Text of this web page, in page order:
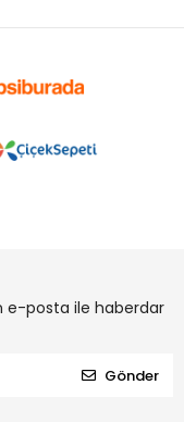
e-posta ile haberdar
Gönder